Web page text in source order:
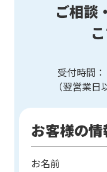
ご相談
受付時間
（翌営業日
お客様の
お名前